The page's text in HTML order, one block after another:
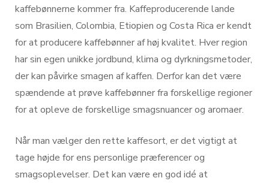
kaffebønnerne kommer fra. Kaffeproducerende lande
som Brasilien, Colombia, Etiopien og Costa Rica er kendt
for at producere kaffebønner af høj kvalitet. Hver region
har sin egen unikke jordbund, klima og dyrkningsmetoder,
der kan påvirke smagen af kaffen. Derfor kan det være
spændende at prøve kaffebønner fra forskellige regioner
for at opleve de forskellige smagsnuancer og aromaer.
Når man vælger den rette kaffesort, er det vigtigt at
tage højde for ens personlige præferencer og
smagsoplevelser. Det kan være en god idé at